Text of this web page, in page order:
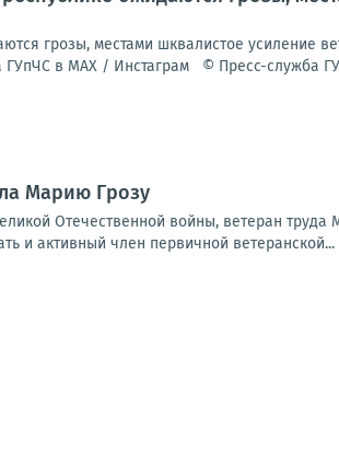
грозы, местами шквалистое усиление
ГУпЧС в MAX / Инстаграм © Пресс-служба
Марию Грозу
Отечественной войны, ветеран
и активный член первичной ветеранской...